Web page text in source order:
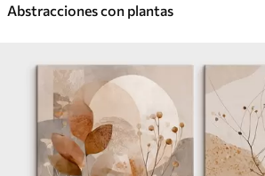
Abstracciones con plantas